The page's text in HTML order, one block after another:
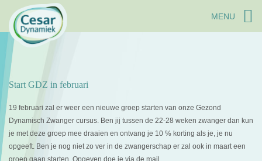
MENU
Start GDZ in februari
19 februari zal er weer een nieuwe groep starten van onze Gezond
Dynamisch Zwanger cursus. Ben jij tussen de 22-28 weken zwanger dan kun
je met deze groep mee draaien en ontvang je 10 % korting als je, je nu
opgeeft. Ben je nog niet zo ver in de zwangerschap er zal ook in maart een
groep gaan starten. Opgeven doe je via de mail.